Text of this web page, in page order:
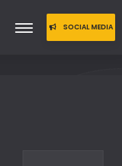
SOCIAL MEDIA